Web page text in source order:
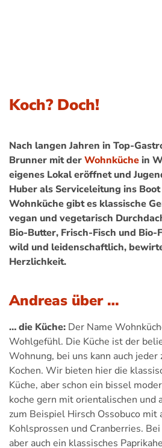
Koch? Doch!
Nach langen Jahren in Top-
Brunner mit derWohnküchein
eigenes Lokal eröffnet und
Huber als Serviceleitung ins
Wohnküche gibt es klassische
vegan und vegetarisch
Bio-Butter, Frisch-Fisch und Bio-
wild und leidenschaftlich,
Herzlichkeit.
Andreas über …
… die Küche: Der Name
Wohlgefühl. Die Küche ist der
Wohnung, bei uns kann auch jeder
Kochen. Wir bieten hier die
Küche, aber schon ein bissel
koche gern mit orientalischen und
zum Beispiel Hirsch Ossobuco mit
Kohlsprossen und Cranberries.
aber auch ein klassisches